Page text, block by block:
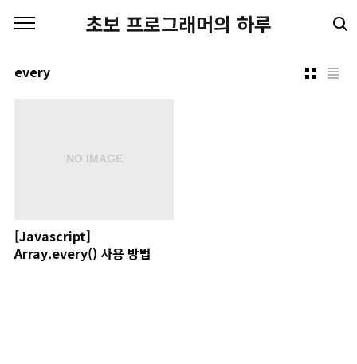
초보 프로그래머의 하루
every
[Javascript]
Array.every() 사용 방법